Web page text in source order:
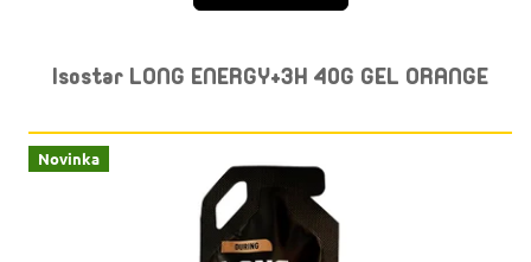
Isostar LONG ENERGY+3H 40G GEL ORANGE
Novinka